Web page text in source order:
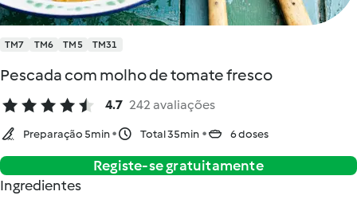
TM7 TM6 TM5 TM31
Pescada com molho de tomate fresco
4.7 242 avaliações
Preparação 5min Total 35min 6 doses
Registe-se gratuitamente
Ingredientes